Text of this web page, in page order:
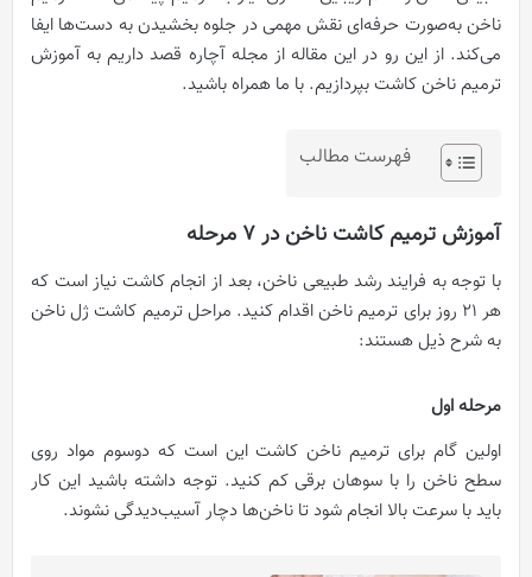
ناخن به‌صورت حرفه‌ای نقش مهمی در جلوه بخشیدن به دست‌ها ایفا
می‌کند. از این رو در این مقاله از مجله آچاره قصد داریم به آموزش
ترمیم ناخن کاشت بپردازیم. با ما همراه باشید.
فهرست مطالب
آموزش ترمیم کاشت ناخن در ۷ مرحله
با توجه به فرایند رشد طبیعی ناخن، بعد از انجام کاشت نیاز است که
هر ۲۱ روز برای ترمیم ناخن اقدام کنید. مراحل ترمیم کاشت ژل ناخن
به شرح ذیل هستند:
مرحله اول
اولین گام برای ترمیم ناخن کاشت این است که دو‌سوم مواد روی
سطح ناخن را با سوهان برقی کم کنید. توجه داشته باشید این کار
باید با سرعت بالا انجام شود تا ناخن‌ها دچار آسیب‌دیدگی نشوند.